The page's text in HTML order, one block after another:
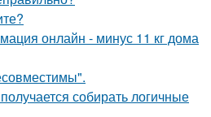
онлайн - минус 11 кг дома
собирать логичные